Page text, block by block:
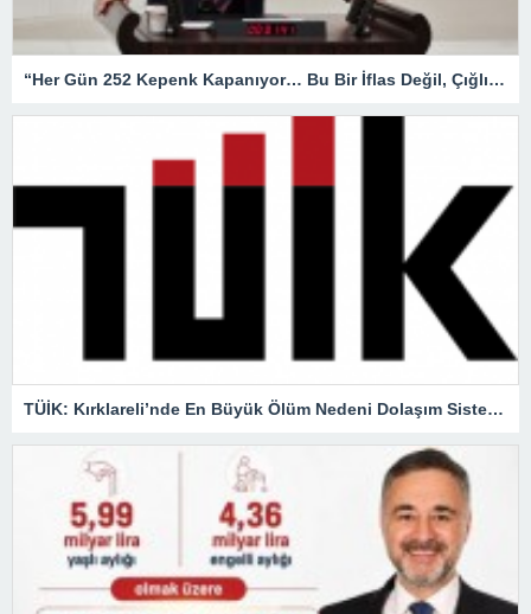
“Her Gün 252 Kepenk Kapanıyor… Bu Bir İflas Değil, Çığlıktır!”
TÜİK: Kırklareli’nde En Büyük Ölüm Nedeni Dolaşım Sistemi Hastalıkları